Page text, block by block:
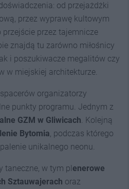
od przejażdżki
przez wyprawę kultowym
przejście przez tajemnicze
znajdą tu zarówno miłośnicy
i poszukiwacze megalitów czy
w miejskiej architekturze.
organizatorzy
punkty programu. Jednym z
GZM w Gliwicach. Kolejną
Bytomia, podczas którego
unikalnego neonu.
taneczne, w tym plenerowe
Sztauwajerach oraz